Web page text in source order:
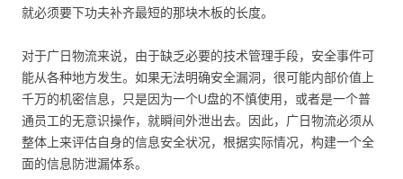
就必须要下功夫补齐最短的那块木板的长度。
对于广日物流来说，由于缺乏必要的技术管理手段，安全事件可
能从各种地方发生。如果无法明确安全漏洞，很可能内部价值上
千万的机密信息，只是因为一个U盘的不慎使用，或者是一个普
通员工的无意识操作，就瞬间外泄出去。因此，广日物流必须从
整体上来评估自身的信息安全状况，根据实际情况，构建一个全
面的信息防泄漏体系。